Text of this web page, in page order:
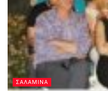
ΣΑΛΑΜΙΝΑ